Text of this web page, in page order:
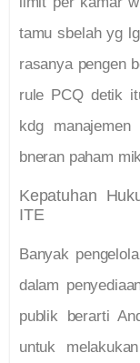
tamu sbelah yg
rasanya pengen
rule PCQ detik
kdg
bneran paham
Kepatuhan
ITE
Banyak
dalam
publik berarti
untuk